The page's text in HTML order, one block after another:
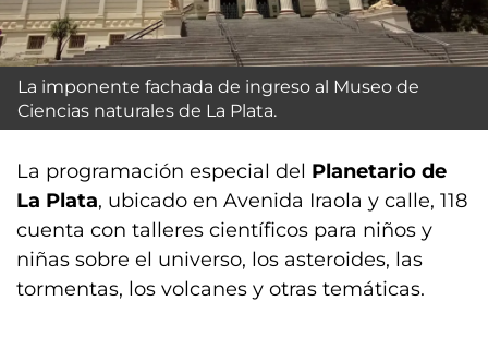
La imponente fachada de ingreso al Museo de
Ciencias naturales de La Plata.
La programación especial del Planetario de
La Plata, ubicado en Avenida Iraola y calle, 118
cuenta con talleres científicos para niños y
niñas sobre el universo, los asteroides, las
tormentas, los volcanes y otras temáticas.